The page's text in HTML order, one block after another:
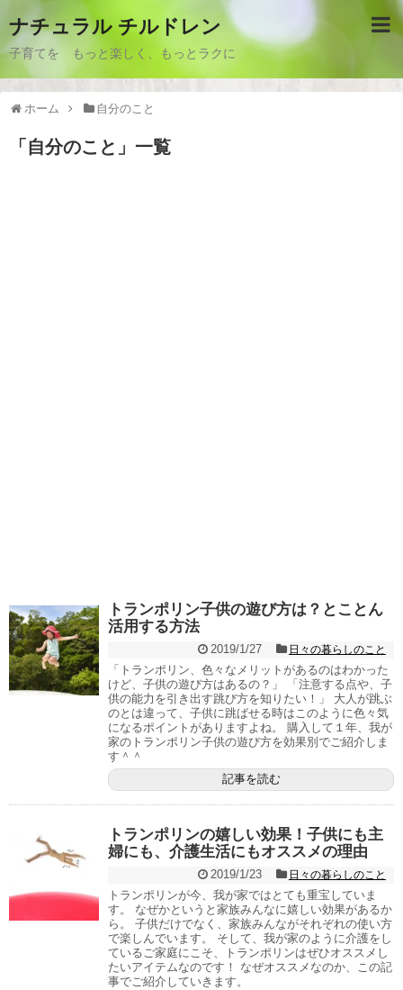
ナチュラル チルドレン
子育てを もっと楽しく、もっとラクに
ホーム 自分のこと
「 自分のこと 」 一覧
トランポリン子供の遊び方は？とことん
活用する方法
2019/1/27 日々の暮らしのこと
「トランポリン、色々なメリットがあるのはわかった
けど、子供の遊び方はあるの？」 「注意する点や、子
供の能力を引き出す跳び方を知りたい！」 大人が跳ぶ
のとは違って、子供に跳ばせる時はこのように色々気
になるポイントがありますよね。 購入して１年、我が
家のトランポリン子供の遊び方を効果別でご紹介しま
す＾＾
記事を読む
トランポリンの嬉しい効果！子供にも主
婦にも、介護生活にもオススメの理由
2019/1/23 日々の暮らしのこと
トランポリンが今、我が家ではとても重宝していま
す。 なぜかというと家族みんなに嬉しい効果があるか
ら。 子供だけでなく、家族みんながそれぞれの使い方
で楽しんでいます。 そして、我が家のように介護をし
ているご家庭にこそ、トランポリンはぜひオススメし
たいアイテムなのです！ なぜオススメなのか、この記
事でご紹介していきます。